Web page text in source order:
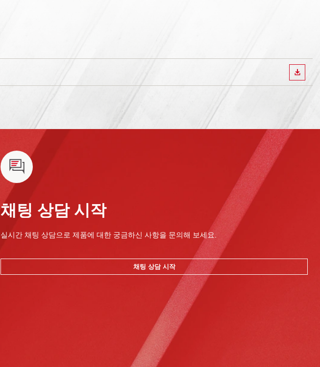
다운로
채팅 상담 시작
실시간 채팅 상담으로 제품에 대한 궁금하신 사항을 문의해 보세요.
채팅 상담 시작